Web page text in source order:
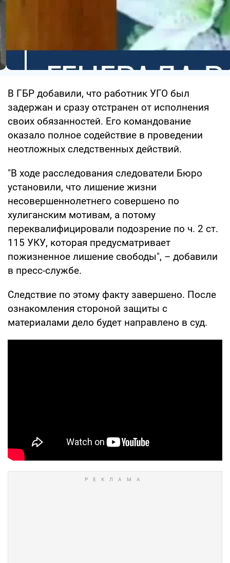
В ГБР добавили, что работник УГО был
задержан и сразу отстранен от исполнения
своих обязанностей. Его командование
оказало полное содействие в проведении
неотложных следственных действий.
"В ходе расследования следователи Бюро
установили, что лишение жизни
несовершеннолетнего совершено по
хулиганским мотивам, а потому
переквалифицировали подозрение по ч. 2 ст.
115 УКУ, которая предусматривает
пожизненное лишение свободы", – добавили
в пресс-службе.
Следствие по этому факту завершено. После
ознакомления стороной защиты с
материалами дело будет направлено в суд.